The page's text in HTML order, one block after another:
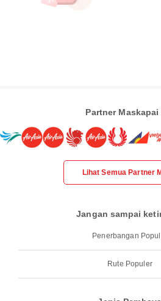
Partner Maskapai
Lihat Semua Partner
Jangan sampai
Penerbangan
Rute Populer